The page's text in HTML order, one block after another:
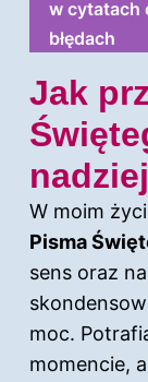
w cytatach
błędach
Jak
W moim
Pisma
sens oraz
moc.
momencie,